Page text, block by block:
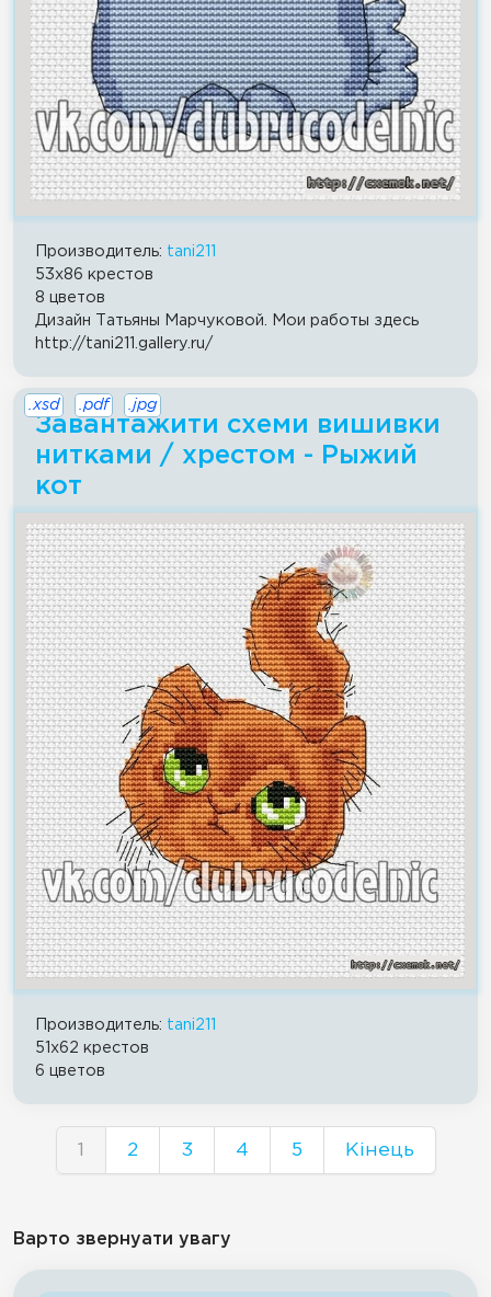
Производитель: tani211
53x86 крестов
8 цветов
Дизайн Татьяны Марчуковой. Мои работы здесь
http://tani211.gallery.ru/
Завантажити схеми вишивки
нитками / хрестом - Рыжий
кот
.xsd .pdf .jpg
Производитель: tani211
51x62 крестов
6 цветов
1 2 3 4 5 Кінець
Варто звернуати увагу